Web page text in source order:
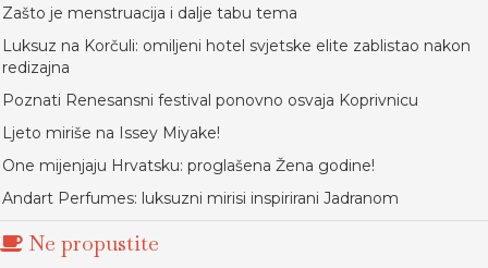
Zašto je menstruacija i dalje tabu tema
Luksuz na Korčuli: omiljeni hotel svjetske elite zablistao nakon
redizajna
Poznati Renesansni festival ponovno osvaja Koprivnicu
Ljeto miriše na Issey Miyake!
One mijenjaju Hrvatsku: proglašena Žena godine!
Andart Perfumes: luksuzni mirisi inspirirani Jadranom
Ne propustite